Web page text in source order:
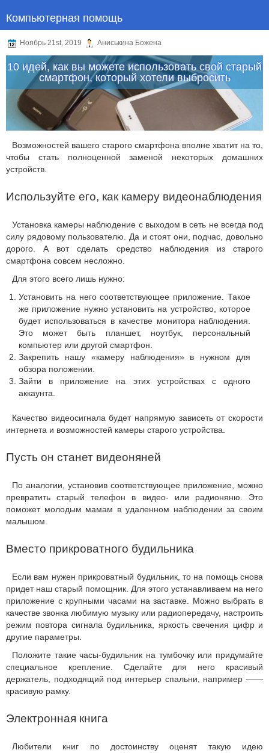
Компьютерная помощь
Ноябрь 21st, 2019 Аниськина Божена
10 идей, как вы можете использовать свой старый
смартфон, который хотели выбросить
Возможностей вашего старого смартфона вполне хватит на то,
чтобы стать полноценной заменой некоторых домашних
устройств.
Используйте его, как камеру видеонаблюдения
Установка камеры наблюдение с выходом в сеть не всегда под
силу рядовому пользователю. Да и стоят они, подчас, довольно
дорого. А вот сделать средство наблюдения из старого
смартфона совсем несложно.
Для этого всего лишь нужно:
Установить на него соответствующее приложение. Такое
же приложение нужно установить на устройство, которое
будет использоваться в качестве монитора наблюдения.
Это может быть планшет, ноутбук, персональный
компьютер или другой смартфон.
Закрепить нашу «камеру наблюдения» в нужном для
обзора положении.
Зайти в приложение на этих устройствах с одного
аккаунта.
Качество видеосигнала будет напрямую зависеть от скорости
интернета и возможностей камеры старого устройства.
Пусть он станет видеоняней
По аналогии, установив соответствующее приложение, можно
превратить старый телефон в видео- или радионяню. Это
поможет молодым мамам в удаленном наблюдении за своим
малышом.
Вместо прикроватного будильника
Если вам нужен прикроватный будильник, то на помощь снова
придет наш старый помощник. Для этого устанавливаем на него
приложение с крупными часами на заставке. Можно выбрать в
качестве звонка любимую музыку или радиопередачу, настроить
режим повтора сигнала будильника, яркость свечения цифр и
другие параметры.
Положите такие часы-будильник на тумбочку или придумайте
специальное крепление. Сделайте для него красивый
держатель, подходящий под интерьер спальни, например ——
красивую рамку.
Электронная книга
Любители книг по достоинству оценят такую идею